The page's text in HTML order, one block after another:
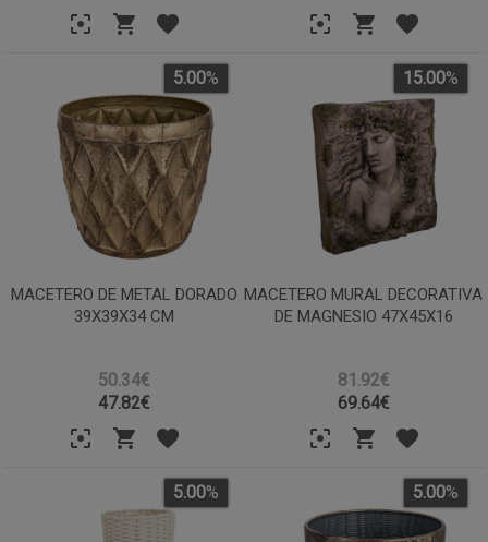
MACETERO DE METAL DORADO
39X39X34 CM
50.34€
5.00%
47.82€
MACETERO MURAL DECORATIVA
DE MAGNESIO 47X45X16
81.92€
15.00%
69.64€
5.00% 5.00%